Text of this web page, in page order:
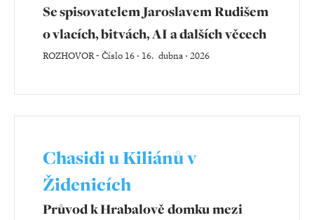
Se spisovatelem Jaroslavem Rudišem
o vlacích, bitvách, AI a dalších věcech
ROZHOVOR-Číslo 16 ‧ 16. dubna ‧ 2026
Chasidi u Kiliánů v
Židenicích
Průvod k Hrabalově domku mezi